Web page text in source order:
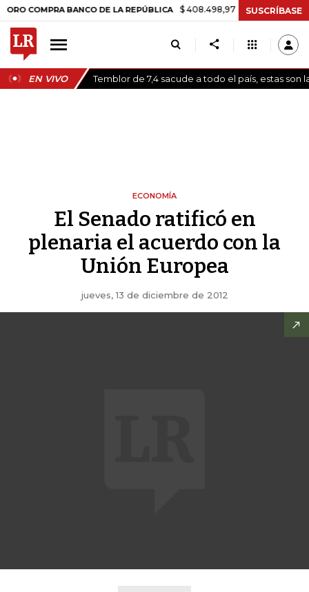
BANCO DE LA REPÚBLICA $ 408.498,97 +$ 8.753,81 +2,19%
SUSCRÍBASE
EN VIVO Temblor de 7,4 sacude a todo el país, estas son
ECONOMÍA
El Senado ratificó en
plenaria el acuerdo con la
Unión Europea
jueves, 13 de diciembre de 2012